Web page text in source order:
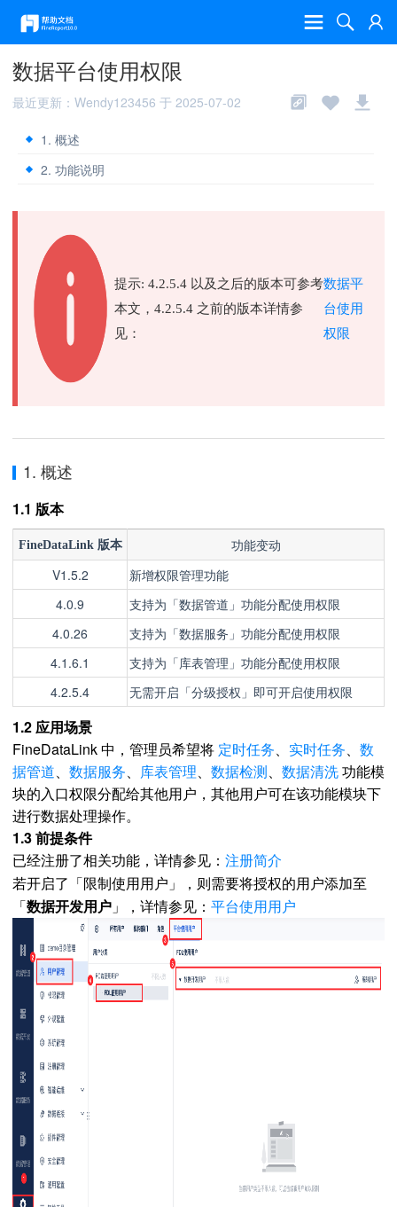
数据平台使用权限
最近更新：Wendy123456 于 2025-07-02
1. 概述
2. 功能说明
提示: 4.2.5.4 以及之后的版本可参考
本文，4.2.5.4 之前的版本详情参
见：
数据平
台使用
权限
1. 概述
1.1 版本
FineDataLink 版本
功能变动
V1.5.2
新增权限管理功能
4.0.9
支持为「数据管道」功能分配使用权限
4.0.26
支持为「数据服务」功能分配使用权限
4.1.6.1
支持为「库表管理」功能分配使用权限
4.2.5.4
无需开启「分级授权」即可开启使用权限
1.2 应用场景
FineDataLink 中，管理员希望将 定时任务、 实时任务、 数
据管道、 数据服务、 库表管理、 数据检测、 数据清洗功能模
块的入口权限分配给其他用户，其他用户可在该功能模块下
进行数据处理操作。
1.3 前提条件
已经注册了相关功能，详情参见： 注册简介
若开启了「限制使用用户」，则需要将授权的用户添加至
「 数据开发用户 」，详情参见： 平台使用用户